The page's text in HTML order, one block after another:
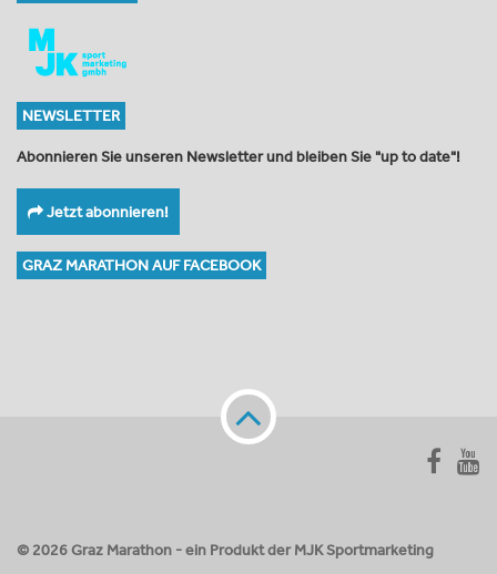
NEWSLETTER
Abonnieren Sie unseren Newsletter und bleiben Sie "up to date"!
Jetzt abonnieren!
GRAZ MARATHON AUF FACEBOOK
© 2026 Graz Marathon - ein Produkt der MJK Sportmarketing